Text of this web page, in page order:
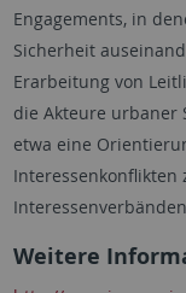
Engagements, in
Sicherheit
Erarbeitung von
die Akteure urbaner
etwa eine
Interessenkonflikten
Weitere